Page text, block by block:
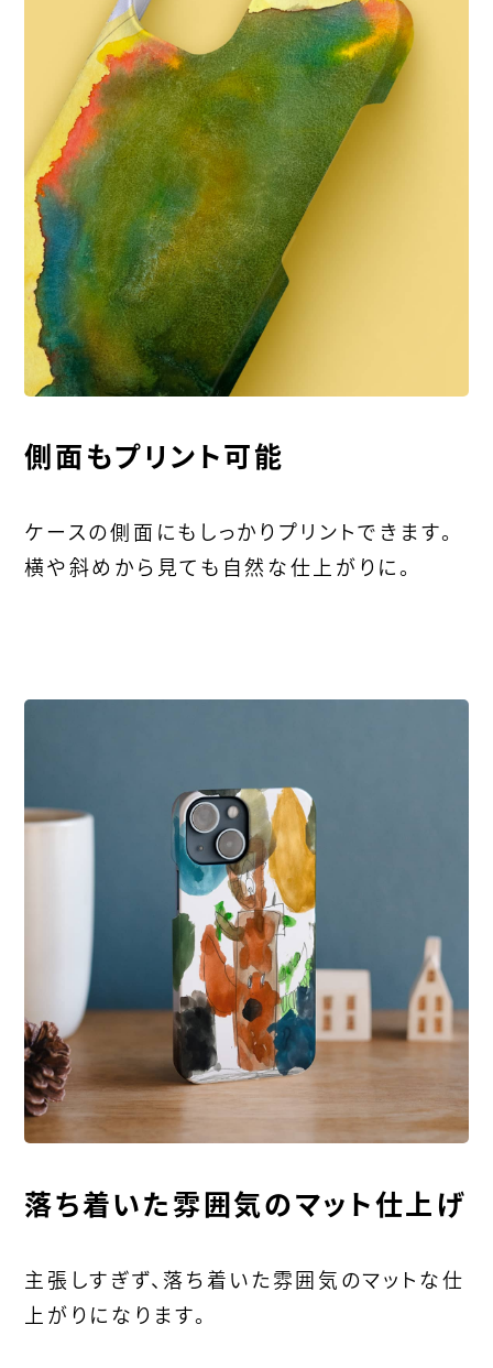
側面もプリント可能
ケースの側面にもしっかりプリントできます。
横や斜めから見ても自然な仕上がりに。
落ち着いた雰囲気のマット仕上げ
主張しすぎず、落ち着いた雰囲気のマットな仕
上がりになります。